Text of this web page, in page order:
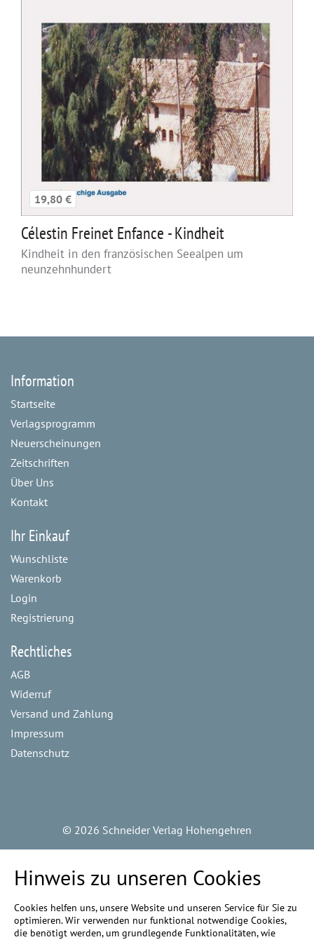
19,80 €
Célestin Freinet Enfance - Kindheit
Kindheit in den französischen Seealpen um
neunzehnhundert
Information
Startseite
Verlagsprogramm
Neuerscheinungen
Zeitschriften
Über Uns
Kontakt
Ihr Einkauf
Wunschliste
Warenkorb
Login
Registrierung
Rechtliches
AGB
Widerruf
Versand und Zahlung
Impressum
Datenschutz
© 2026 Schneider Verlag Hohengehren
Hinweis zu unseren Cookies
Cookies helfen uns, unsere Website und unseren Service für Sie zu
optimieren. Wir verwenden nur funktional notwendige Cookies,
die benötigt werden, um grundlegende Funktionalitäten, wie